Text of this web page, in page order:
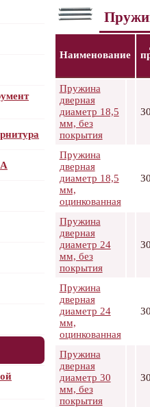
Наименование
Пружина
дверная
диаметр 18,5
мм, без
покрытия
Пружина
дверная
диаметр 18,5
мм,
оцинкованная
Пружина
дверная
диаметр 24
мм, без
покрытия
Пружина
дверная
диаметр 24
мм,
оцинкованная
Пружина
дверная
диаметр 30
мм, без
покрытия